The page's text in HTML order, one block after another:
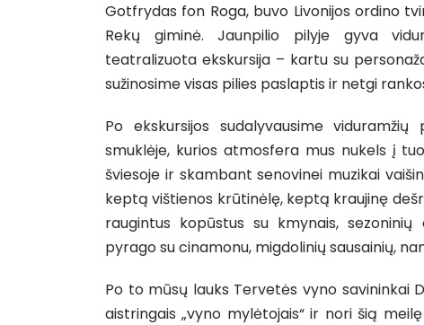
Gotfrydas fon Roga, buvo Livonijos ordino
Rekų giminė. Jaunpilio pilyje gyva
teatralizuota ekskursija – kartu su
sužinosime visas pilies paslaptis ir netgi
Po ekskursijos sudalyvausime
smuklėje, kurios atmosfera mus nukels į
šviesoje ir skambant senovinei muzikai
keptą vištienos krūtinėlę, keptą kraujinę
raugintus kopūstus su kmynais,
pyrago su cinamonu, migdolinių sausainių,
Po to mūsų lauks Tervetės vyno savininkai
aistringais „vyno mylėtojais“ ir nori šią